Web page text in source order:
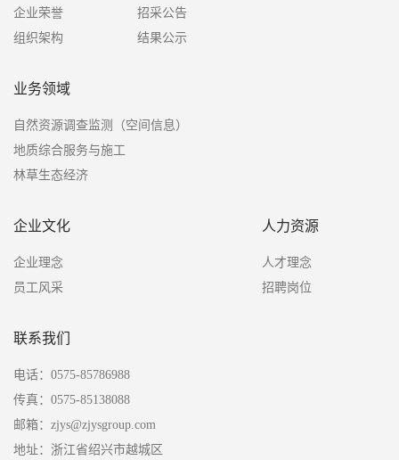
企业荣誉
组织架构
招采公告
结果公示
业务领域
自然资源调查监测（空间信息）
地质综合服务与施工
林草生态经济
企业文化
企业理念
员工风采
人力资源
人才理念
招聘岗位
联系我们
电话：0575-85786988
传真：0575-85138088
邮箱：zjys@zjysgroup.com
地址：浙江省绍兴市越城区